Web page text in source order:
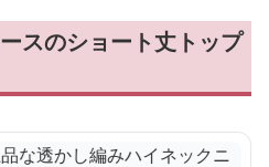
スのショート丈トップ